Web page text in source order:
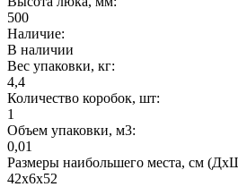
500
Наличие:
В наличии
Вес упаковки, кг:
4,4
Количество коробок, шт:
1
Объем упаковки, м3:
0,01
Размеры наибольшего места, см
42х6х52